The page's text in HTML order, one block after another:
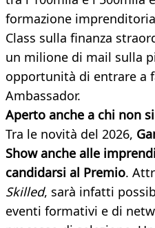
formazione
Class sulla finanza
un milione di mail sulla
opportunità di entrare a
Ambassador.
Aperto anche a chi non
Tra le novità del 2026,
Show anche alle
candidarsi al Premio.
Skilled, sarà infatti
eventi formativi e di